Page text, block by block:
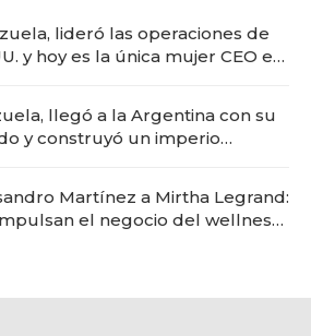
lideró las operaciones de
y hoy es la única mujer CEO en
llegó a la Argentina con su
y construyó un imperio
Martínez a Mirtha Legrand:
el negocio del wellness